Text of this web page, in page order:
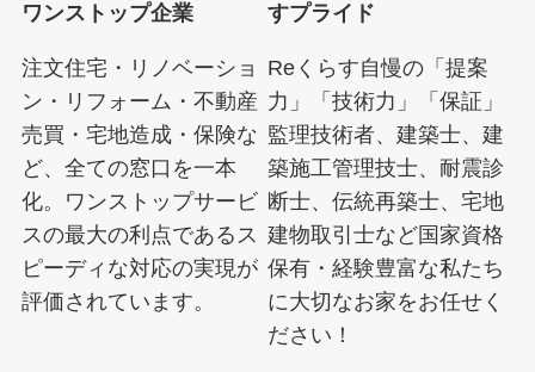
ワンストップ企業
注文住宅・リノベーショ
ン・リフォーム・不動産
売買・宅地造成・保険な
ど、全ての窓口を一本
化。ワンストップサービ
スの最大の利点であるス
ピーディな対応の実現が
評価されています。
すプライド
Reくらす自慢の「提案
力」「技術力」「保証」
監理技術者、建築士、建
築施工管理技士、耐震診
断士、伝統再築士、宅地
建物取引士など国家資格
保有・経験豊富な私たち
に大切なお家をお任せく
ださい！